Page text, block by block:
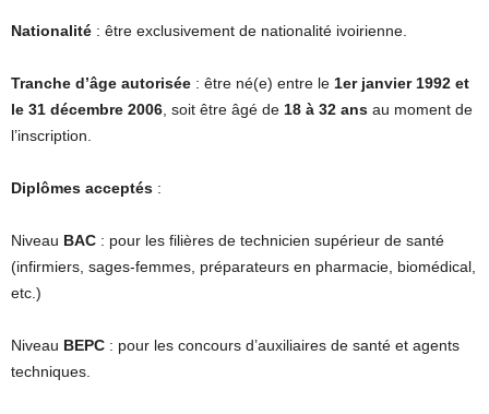
Nationalité : être exclusivement de nationalité ivoirienne.
Tranche d’âge autorisée : être né(e) entre le 1er janvier 1992 et
le 31 décembre 2006, soit être âgé de 18 à 32 ans au moment de
l’inscription.
Diplômes acceptés :
Niveau BAC : pour les filières de technicien supérieur de santé
(infirmiers, sages-femmes, préparateurs en pharmacie, biomédical,
etc.)
Niveau BEPC : pour les concours d’auxiliaires de santé et agents
techniques.